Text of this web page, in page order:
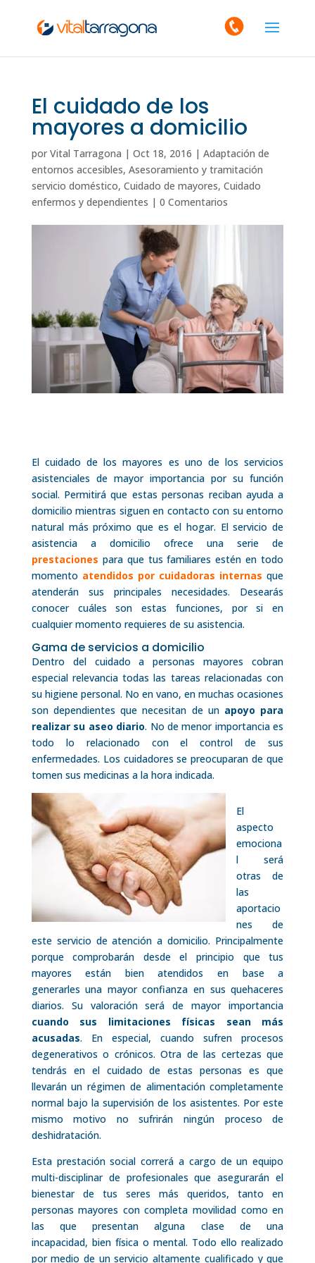
El cuidado de los
mayores a domicilio
por Vital Tarragona | Oct 18, 2016 | Adaptación de
entornos accesibles, Asesoramiento y tramitación
servicio doméstico, Cuidado de mayores, Cuidado
enfermos y dependientes | 0 Comentarios
El cuidado de los mayores es uno de los servicios
asistenciales de mayor importancia por su función
social. Permitirá que estas personas reciban ayuda a
domicilio mientras siguen en contacto con su entorno
natural más próximo que es el hogar. El servicio de
asistencia a domicilio ofrece una serie de
prestaciones para que tus familiares estén en todo
momento atendidos por cuidadoras internas que
atenderán sus principales necesidades. Desearás
conocer cuáles son estas funciones, por si en
cualquier momento requieres de su asistencia.
Gama de servicios a domicilio
Dentro del cuidado a personas mayores cobran
especial relevancia todas las tareas relacionadas con
su higiene personal. No en vano, en muchas ocasiones
son dependientes que necesitan de un apoyo para
realizar su aseo diario. No de menor importancia es
todo lo relacionado con el control de sus
enfermedades. Los cuidadores se preocuparan de que
tomen sus medicinas a la hora indicada.
El
aspecto
emociona
l será
otras de
las
aportacio
nes de
este servicio de atención a domicilio. Principalmente
porque comprobarán desde el principio que tus
mayores están bien atendidos en base a
generarles una mayor confianza en sus quehaceres
diarios. Su valoración será de mayor importancia
cuando sus limitaciones físicas sean más
acusadas. En especial, cuando sufren procesos
degenerativos o crónicos. Otra de las certezas que
tendrás en el cuidado de estas personas es que
llevarán un régimen de alimentación completamente
normal bajo la supervisión de los asistentes. Por este
mismo motivo no sufrirán ningún proceso de
deshidratación.
Esta prestación social correrá a cargo de un equipo
multi-disciplinar de profesionales que asegurarán el
bienestar de tus seres más queridos, tanto en
personas mayores con completa movilidad como en
las que presentan alguna clase de una
incapacidad, bien física o mental. Todo ello realizado
por medio de un servicio altamente cualificado y que